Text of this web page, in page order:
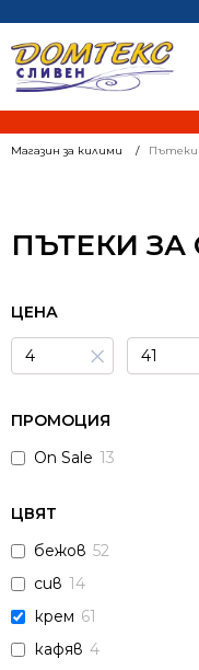
Магазин за килими Пътеки
ПЪТЕКИ
ЦЕНА
×
ПРОМОЦИЯ
On Sale 13
ЦВЯТ
бежов 52
сив 14
крем 61
кафяв 4